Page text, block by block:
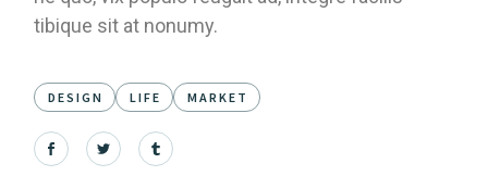
tibique sit at nonumy.
DESIGN LIFE MARKET